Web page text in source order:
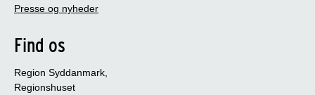
Presse og nyheder
Find os
Region Syddanmark,
Regionshuset